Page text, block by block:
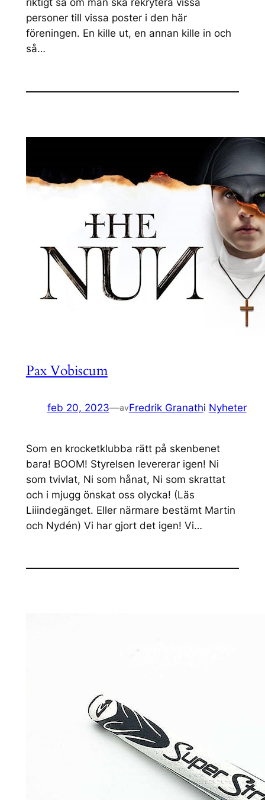
riktigt så om man ska rekrytera vissa
personer till vissa poster i den här
föreningen. En kille ut, en annan kille in och
så…
Pax Vobiscum
feb 20, 2023—avFredrik Granathi Nyheter
Som en krocketklubba rätt på skenbenet
bara! BOOM! Styrelsen levererar igen! Ni
som tvivlat, Ni som hånat, Ni som skrattat
och i mjugg önskat oss olycka! (Läs
Liiindegänget. Eller närmare bestämt Martin
och Nydén) Vi har gjort det igen! Vi…